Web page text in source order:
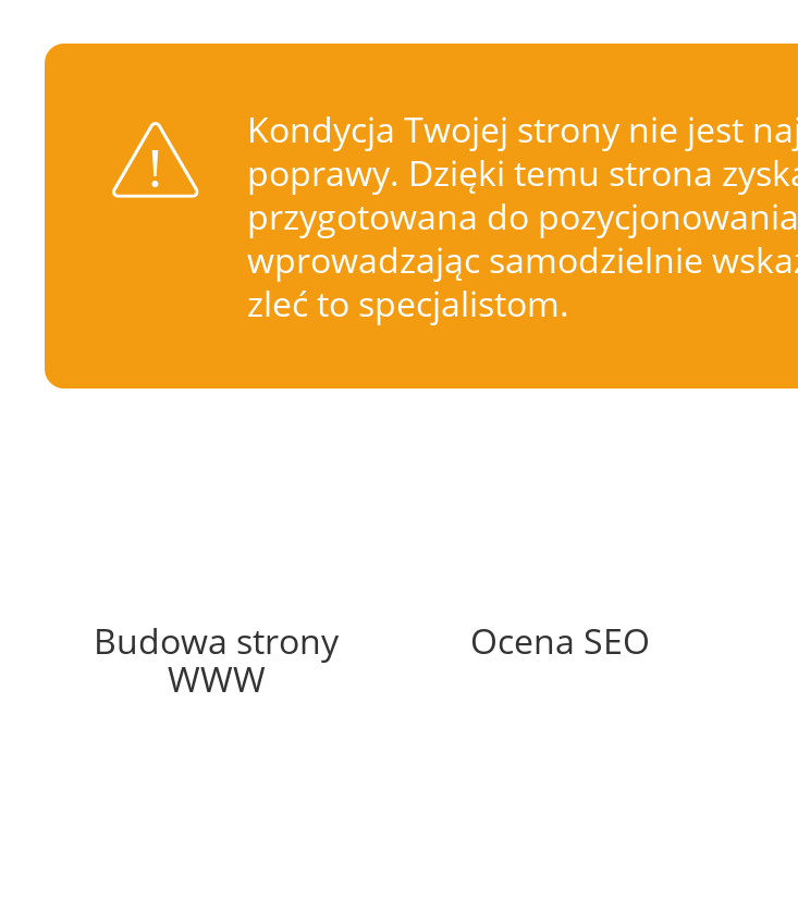
Kondycja Twojej strony nie jest
poprawy. Dzięki temu strona
przygotowana do
wprowadzając samodzielnie
zleć to specjalistom.
Budowa strony
WWW
Ocena SEO